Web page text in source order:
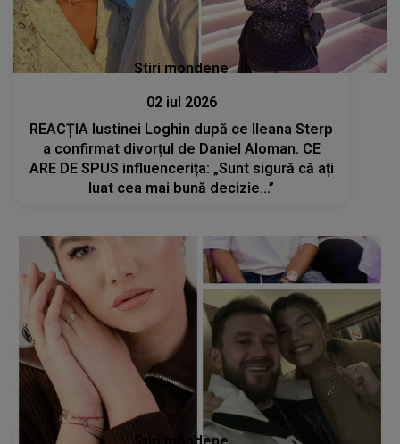
Stiri mondene
02 iul 2026
REACȚIA Iustinei Loghin după ce Ileana Sterp
a confirmat divorțul de Daniel Aloman. CE
ARE DE SPUS influencerița: „Sunt sigură că ați
luat cea mai bună decizie...”